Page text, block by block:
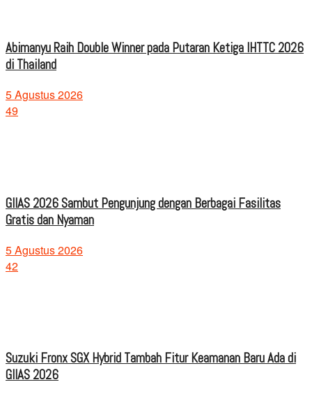
Abimanyu Raih Double Winner pada Putaran Ketiga IHTTC 2026
di Thailand
5 Agustus 2026
49
GIIAS 2026 Sambut Pengunjung dengan Berbagai Fasilitas
Gratis dan Nyaman
5 Agustus 2026
42
Suzuki Fronx SGX Hybrid Tambah Fitur Keamanan Baru Ada di
GIIAS 2026